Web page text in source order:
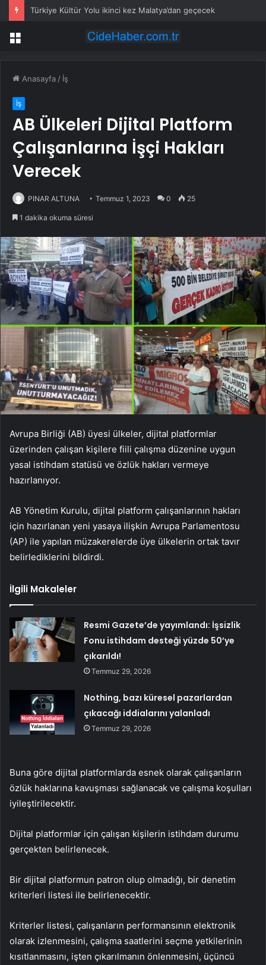
Türkiye Kültür Yolu ikinci kez Malatya’dan geçecek
Menü
Anasayfa / İş
İş
AB Ülkeleri Dijital Platform
Çalışanlarına İşçi Hakları
Verecek
PINAR ALTUNA Temmuz 1, 2023 0 25
1 dakika okuma süresi
Avrupa Birliği (AB) üyesi ülkeler, dijital platformlar
üzerinden çalışan kişilere fiili çalışma düzenine uygun
yasal istihdam statüsü ve özlük hakları vermeye
hazırlanıyor.
AB Yönetim Kurulu, dijital platform çalışanlarının hakları
için hazırlanan yeni yasaya ilişkin Avrupa Parlamentosu
(AP) ile yapılan müzakerelerde üye ülkelerin ortak tavır
belirlediklerini bildirdi.
İlgili Makaleler
Resmi Gazete’de yayımlandı: İşsizlik
Fonu istihdam desteği yüzde 50’ye
çıkarıldı!
Temmuz 29, 2026
Nothing, bazı küresel pazarlardan
çıkacağı iddialarını yalanladı
Temmuz 29, 2026
Buna göre dijital platformlarda esnek olarak çalışanların
özlük haklarına kavuşması sağlanacak ve çalışma koşulları
iyileştirilecektir.
Dijital platformlar için çalışan kişilerin istihdam durumu
gerçekten belirlenecek.
Bir dijital platformun patron olup olmadığı, bir denetim
kriterleri listesi ile belirlenecektir.
Kriterler listesi, çalışanların performansının elektronik
olarak izlenmesini, çalışma saatlerini seçme yetkilerinin
kısıtlanmasını, işten çıkarılmanın önlenmesini, üçüncü